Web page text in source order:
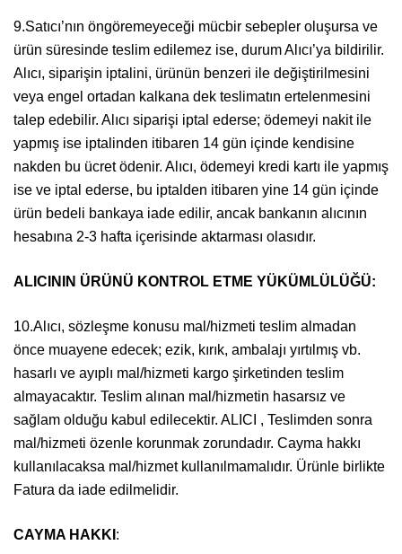
9.Satıcı’nın öngöremeyeceği mücbir sebepler oluşursa ve
ürün süresinde teslim edilemez ise, durum Alıcı’ya bildirilir.
Alıcı, siparişin iptalini, ürünün benzeri ile değiştirilmesini
veya engel ortadan kalkana dek teslimatın ertelenmesini
talep edebilir. Alıcı siparişi iptal ederse; ödemeyi nakit ile
yapmış ise iptalinden itibaren 14 gün içinde kendisine
nakden bu ücret ödenir. Alıcı, ödemeyi kredi kartı ile yapmış
ise ve iptal ederse, bu iptalden itibaren yine 14 gün içinde
ürün bedeli bankaya iade edilir, ancak bankanın alıcının
hesabına 2-3 hafta içerisinde aktarması olasıdır.
ALICININ ÜRÜNÜ KONTROL ETME YÜKÜMLÜLÜĞÜ:
10.Alıcı, sözleşme konusu mal/hizmeti teslim almadan
önce muayene edecek; ezik, kırık, ambalajı yırtılmış vb.
hasarlı ve ayıplı mal/hizmeti kargo şirketinden teslim
almayacaktır. Teslim alınan mal/hizmetin hasarsız ve
sağlam olduğu kabul edilecektir. ALICI , Teslimden sonra
mal/hizmeti özenle korunmak zorundadır. Cayma hakkı
kullanılacaksa mal/hizmet kullanılmamalıdır. Ürünle birlikte
Fatura da iade edilmelidir.
CAYMA HAKKI :